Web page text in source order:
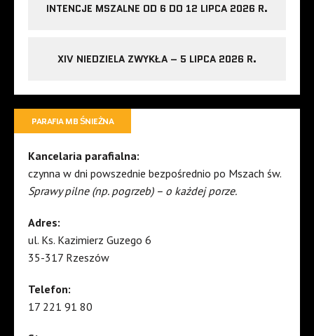
INTENCJE MSZALNE OD 6 DO 12 LIPCA 2026 R.
XIV NIEDZIELA ZWYKŁA – 5 LIPCA 2026 R.
PARAFIA MB ŚNIEŻNA
Kancelaria parafialna:
czynna w dni powszednie bezpośrednio po Mszach św.
Sprawy pilne (np. pogrzeb) – o każdej porze.
Adres:
ul. Ks. Kazimierz Guzego 6
35-317 Rzeszów
Telefon:
17 221 91 80